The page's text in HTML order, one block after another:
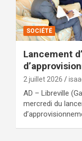
SOCIÉTÉ
Lancement
2 juillet 2026
AD – Libreville
mercredi du